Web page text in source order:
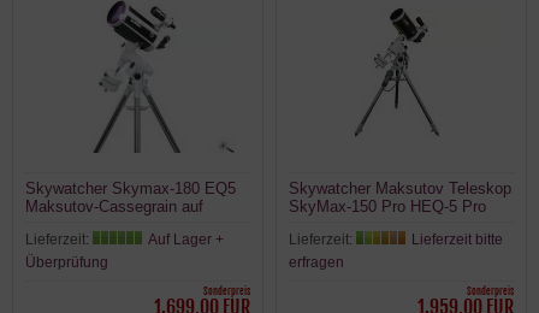
Skywatcher Skymax-180 EQ5
Maksutov-Cassegrain auf
Lieferzeit:
Auf Lager +
Überprüfung
Sonderpreis
1.699,00 EUR
Skywatcher Maksutov Teleskop
SkyMax-150 Pro HEQ-5 Pro
150mm 1800mm
Lieferzeit:
Lieferzeit bitte
erfragen
Sonderpreis
1.959,00 EUR